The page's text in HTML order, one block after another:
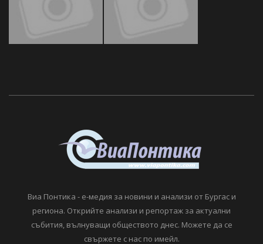
Виа Понтика - е-медия за новини и анализи от Бургас и
региона. Открийте анализи и репортаж за актуални
събития, вълнуващи обществото днес. Можете да се
свържете с нас по имейл.